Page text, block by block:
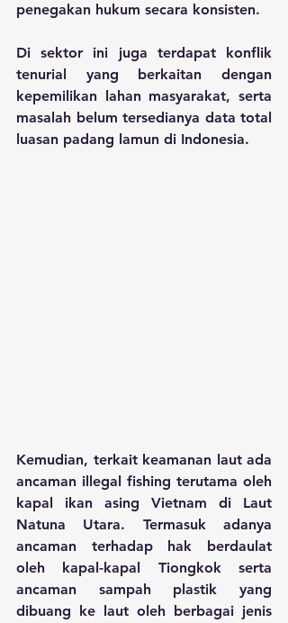
penegakan hukum secara konsisten.
Di sektor ini juga terdapat konflik
tenurial yang berkaitan dengan
kepemilikan lahan masyarakat, serta
masalah belum tersedianya data total
luasan padang lamun di Indonesia.
Kemudian, terkait keamanan laut ada
ancaman illegal fishing terutama oleh
kapal ikan asing Vietnam di Laut
Natuna Utara. Termasuk adanya
ancaman terhadap hak berdaulat
oleh kapal-kapal Tiongkok serta
ancaman sampah plastik yang
dibuang ke laut oleh berbagai jenis